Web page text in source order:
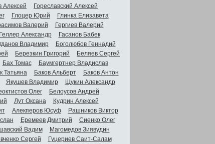
Алексей
Гореславский Алексей
Глоцер Юрий
Глинка Елизавета
Валерий
Гергиев Валерий
Геллер Александр
Гасанов Бабек
Владимир
Боголюбов Геннадий
Березкин Григорий
Беляев Сергей
Бах Томас
Баумгертнер Владислав
Татьяна Баков Альберт
Баков Антон
Якушев Владимир
Щукин Александр
Олег
Белоусов Андрей
Лут Оксана
Кудрин Алексей
Алекперов Юсуф
Рашников Виктор
Еремеев Дмитрий
Сиенко Олег
Вадим
Магомедов Зиявудин
Сергей
Гуцериев Саит-Салам